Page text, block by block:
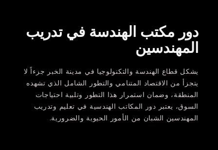
دور مكتب الهندسة في تدريب
المهندسين
يشكل قطاع الهندسة والتكنولوجيا في مدينة الخبر جزءاً لا
يتجزأ من الاقتصاد المتنامي والتطور الشامل الذي تشهده
المنطقة، وضمان استمرار هذا التطور وتلبية احتياجات
السوق، يعتبر دور المكاتب الهندسية في تعليم وتدريب
المهندسين الشبان من الأمور الحيوية والضرورية.